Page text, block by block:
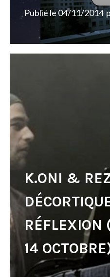
Publié le 04/11/2014
K.ONI &
RÉFLEXION
14